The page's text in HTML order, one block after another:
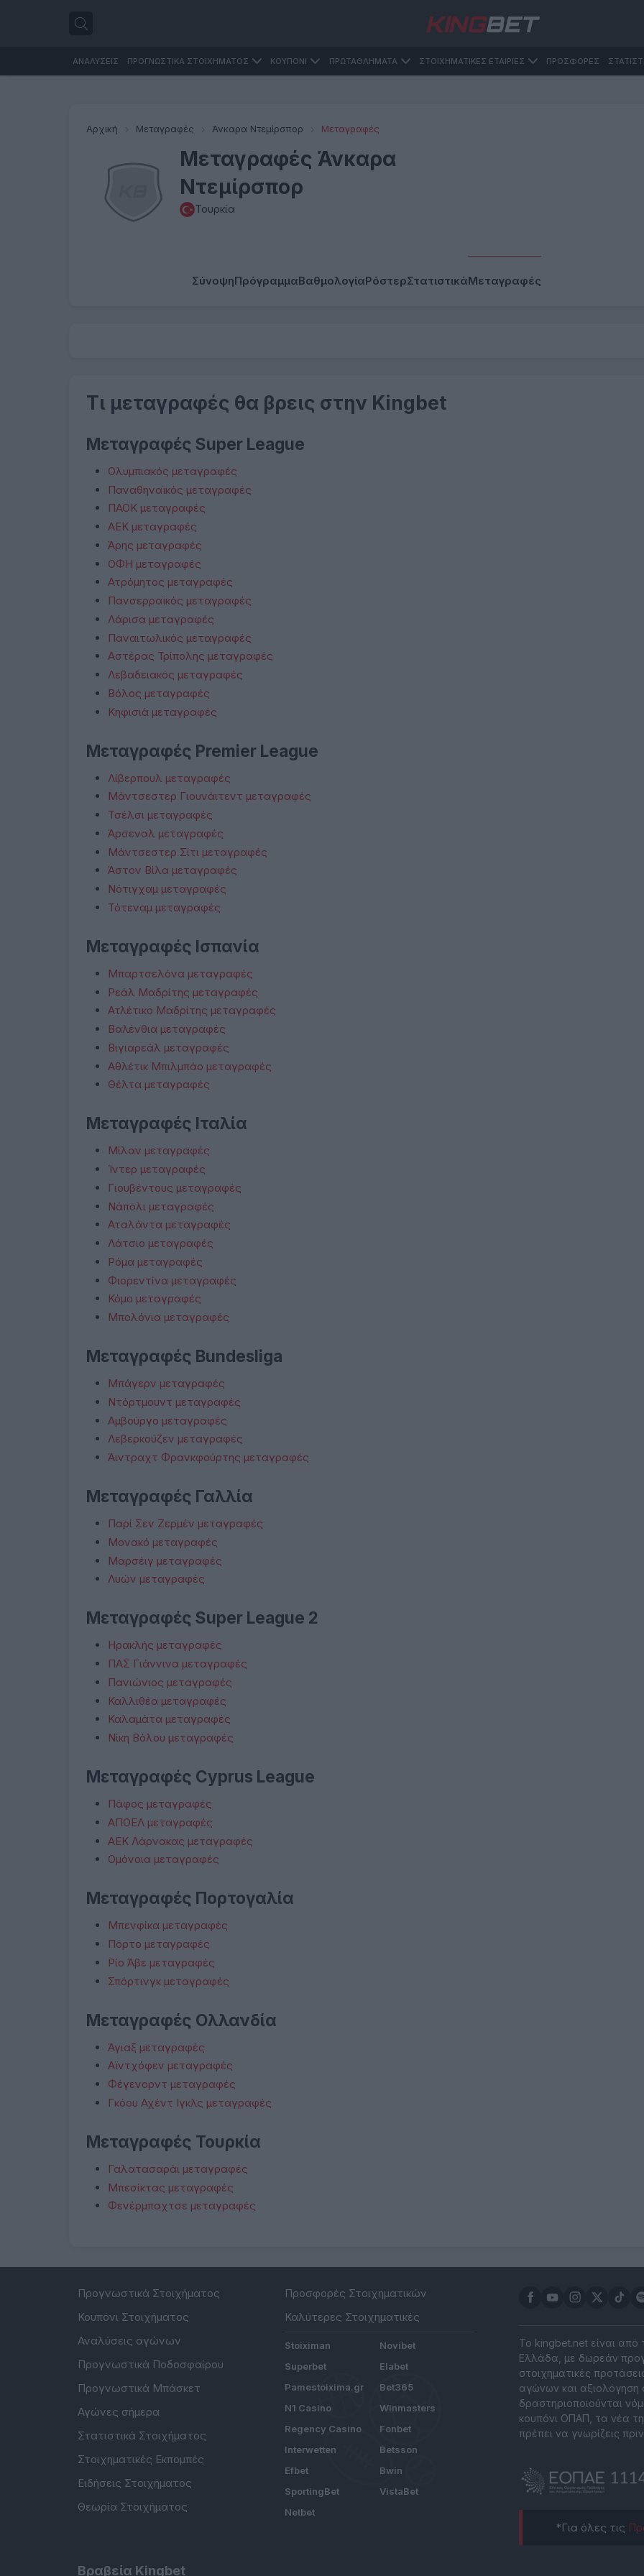
ΑΝΑΛΥΣΕΙΣ ΠΡΟΓΝΩΣΤΙΚΑ ΣΤΟΙΧΗΜΑΤΟΣ ΚΟΥΠΟΝΙ ΠΡΩΤΑΘΛΗΜΑΤΑ ΣΤΟΙΧΗΜΑΤΙΚΕΣ ΕΤΑΙΡΙΕΣ ΠΡΟΣΦΟΡΕΣ
Αρχική Μεταγραφές Άνκαρα Ντεμίρσπορ Μεταγραφές
Μεταγραφές Άνκαρα
Ντεμίρσπορ
Τουρκία
ΣύνοψηΠρόγραμμαΒαθμολογίαΡόστερΣτατιστικάΜεταγραφές
Τι μεταγραφές θα βρεις στην Kingbet
Μεταγραφές Super League
Ολυμπιακός μεταγραφές
Παναθηναϊκός μεταγραφές
ΠΑΟΚ μεταγραφές
ΑΕΚ μεταγραφές
Άρης μεταγραφές
ΟΦΗ μεταγραφές
Ατρόμητος μεταγραφές
Πανσερραϊκός μεταγραφές
Λάρισα μεταγραφές
Παναιτωλικός μεταγραφές
Αστέρας Τρίπολης μεταγραφές
Λεβαδειακός μεταγραφές
Βόλος μεταγραφές
Κηφισιά μεταγραφές
Μεταγραφές Premier League
Λίβερπουλ μεταγραφές
Μάντσεστερ Γιουνάιτεντ μεταγραφές
Τσέλσι μεταγραφές
Άρσεναλ μεταγραφές
Μάντσεστερ Σίτι μεταγραφές
Άστον Βίλα μεταγραφές
Νότιγχαμ μεταγραφές
Τότεναμ μεταγραφές
Μεταγραφές Ισπανία
Μπαρτσελόνα μεταγραφές
Ρεάλ Μαδρίτης μεταγραφές
Ατλέτικο Μαδρίτης μεταγραφές
Βαλένθια μεταγραφές
Βιγιαρεάλ μεταγραφές
Αθλέτικ Μπιλμπάο μεταγραφές
Θέλτα μεταγραφές
Μεταγραφές Ιταλία
Μίλαν μεταγραφές
Ίντερ μεταγραφές
Γιουβέντους μεταγραφές
Νάπολι μεταγραφές
Αταλάντα μεταγραφές
Λάτσιο μεταγραφές
Ρόμα μεταγραφές
Φιορεντίνα μεταγραφές
Κόμο μεταγραφές
Μπολόνια μεταγραφές
Μεταγραφές Bundesliga
Μπάγερν μεταγραφές
Ντόρτμουντ μεταγραφές
Αμβούργο μεταγραφές
Λεβερκούζεν μεταγραφές
Άιντραχτ Φρανκφούρτης μεταγραφές
Μεταγραφές Γαλλία
Παρί Σεν Ζερμέν μεταγραφές
Μονακό μεταγραφές
Μαρσέιγ μεταγραφές
Λυών μεταγραφές
Μεταγραφές Super League 2
Ηρακλής μεταγραφές
ΠΑΣ Γιάννινα μεταγραφές
Πανιώνιος μεταγραφές
Καλλιθέα μεταγραφές
Καλαμάτα μεταγραφές
Νίκη Βόλου μεταγραφές
Μεταγραφές Cyprus League
Πάφος μεταγραφές
ΑΠΟΕΛ μεταγραφές
ΑΕΚ Λάρνακας μεταγραφές
Ομόνοια μεταγραφές
Μεταγραφές Πορτογαλία
Μπενφίκα μεταγραφές
Πόρτο μεταγραφές
Ρίο Άβε μεταγραφές
Σπόρτινγκ μεταγραφές
Μεταγραφές Ολλανδία
Άγιαξ μεταγραφές
Αϊντχόφεν μεταγραφές
Φέγενορντ μεταγραφές
Γκόου Αχέντ Ιγκλς μεταγραφές
Μεταγραφές Τουρκία
Γαλατασαράι μεταγραφές
Μπεσίκτας μεταγραφές
Φενέρμπαχτσε μεταγραφές
Προγνωστικά Στοιχήματος
Κουπόνι Στοιχήματος
Αναλύσεις αγώνων
Προγνωστικά Ποδοσφαίρου
Προγνωστικά Μπάσκετ
Αγώνες σήμερα
Στατιστικά Στοιχήματος
Στοιχηματικές Εκπομπές
Ειδήσεις Στοιχήματος
Θεωρία Στοιχήματος
Προσφορές Στοιχηματικών
Καλύτερες Στοιχηματικές
Stoiximan
Novibet
Superbet
Elabet
Pamestoixima.gr
Bet365
N1 Casino
Winmasters
Regency Casino
Fonbet
Interwetten
Betsson
Efbet
Bwin
SportingBet
VistaBet
Netbet
Το kingbet.net είναι από
Ελλάδα, με δωρεάν
στοιχηματικές
αγώνων και αξιολόγηση
δραστηριοποιούνται
κουπόνι ΟΠΑΠ, τα νέα
πρέπει να γνωρίζεις
*Για όλες τις
Βραβεία Kingbet